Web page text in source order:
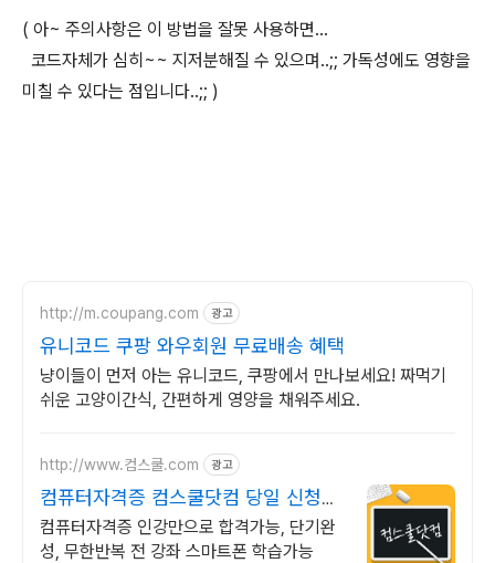
( 아~ 주의사항은 이 방법을 잘못 사용하면...
코드자체가 심히~~ 지저분해질 수 있으며..;; 가독성에도 영향을
미칠 수 있다는 점입니다..;; )
http://m.coupang.com 광고
유니코드 쿠팡 와우회원 무료배송 혜택
냥이들이 먼저 아는 유니코드, 쿠팡에서 만나보세요! 짜먹기
쉬운 고양이간식, 간편하게 영양을 채워주세요.
http://www.컴스쿨.com 광고
컴퓨터자격증 컴스쿨닷컴 당일 신청&
결제시 기프티콘!
컴퓨터자격증 인강만으로 합격가능, 단기완
성, 무한반복 전 강좌 스마트폰 학습가능